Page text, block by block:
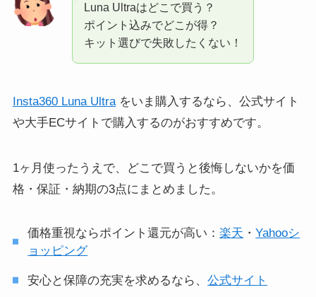
Luna Ultraはどこで買う？
ポイント込みでどこが得？
キット選びで失敗したくない！
Insta360 Luna Ultraをいま購入するなら、公式サイト
や大手ECサイトで購入するのがおすすめです。
1ヶ月使ったうえで、どこで買うと後悔しないかを価
格・保証・納期の3点にまとめました。
価格重視ならポイント還元が高い：楽天 ・Yahooシ
ョッピング
安心と保障の充実を求めるなら、公式サイト